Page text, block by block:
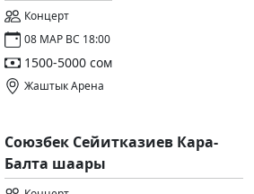
Концерт
08 МАР ВС 18:00
1500-5000 сом
Жаштык Арена
Союзбек Сейитказиев Кара-
Балта шаары